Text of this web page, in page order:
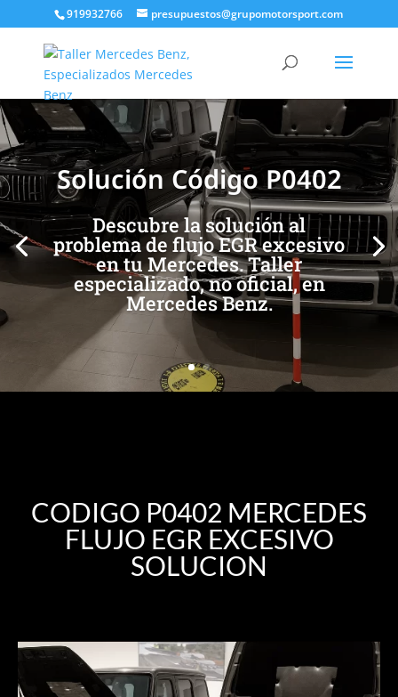
919932766 presupuestos@grupomotorsport.com
Solución Código P0402
Descubre la solución al
problema de flujo EGR excesivo
en tu Mercedes. Taller
especializado, no oficial, en
Mercedes Benz.
[/et_pb_slide] [/et_pb_slide]
CODIGO P0402 MERCEDES
FLUJO EGR EXCESIVO
SOLUCION